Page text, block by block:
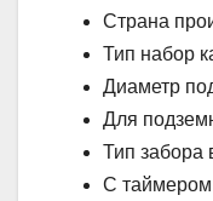
Страна
Тип набор
Диаметр
Для
Тип забора
С таймером